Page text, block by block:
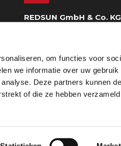
om functies voor
we informatie over uw gebruik
Deze partners kunnen
of die ze hebben
REDSUN GmbH & Co. KG
Hoofdkantoor
0049-2832 97560
mail@redsun.eu